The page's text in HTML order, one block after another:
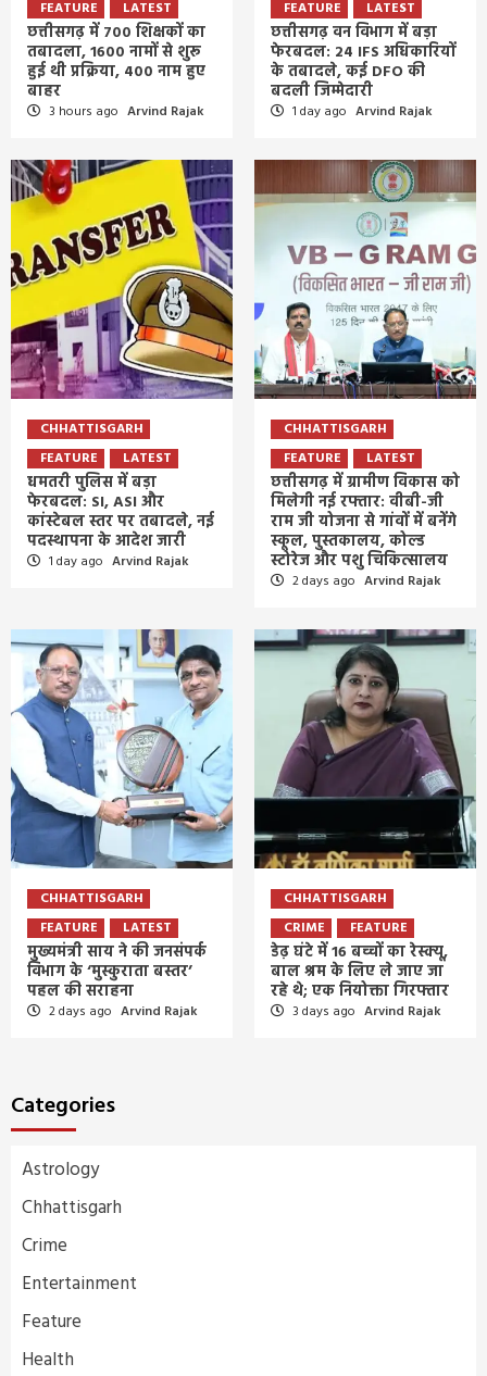
FEATURE LATEST
छत्तीसगढ़ में 700 शिक्षकों का
तबादला, 1600 नामों से शुरू
हुई थी प्रक्रिया, 400 नाम हुए
बाहर
3 hours ago Arvind Rajak
FEATURE LATEST
छत्तीसगढ़ वन विभाग में बड़ा
फेरबदल: 24 IFS अधिकारियों
के तबादले, कई DFO की
बदली जिम्मेदारी
1 day ago Arvind Rajak
CHHATTISGARH
FEATURE
LATEST
धमतरी पुलिस में बड़ा
फेरबदल: SI, ASI और
कांस्टेबल स्तर पर तबादले, नई
पदस्थापना के आदेश जारी
1 day ago Arvind Rajak
CHHATTISGARH
FEATURE
LATEST
छत्तीसगढ़ में ग्रामीण विकास को
मिलेगी नई रफ्तार: वीबी-जी
राम जी योजना से गांवों में बनेंगे
स्कूल, पुस्तकालय, कोल्ड
स्टोरेज और पशु चिकित्सालय
2 days ago Arvind Rajak
CHHATTISGARH
FEATURE
LATEST
मुख्यमंत्री साय ने की जनसंपर्क
विभाग के ‘मुस्कुराता बस्तर’
पहल की सराहना
2 days ago Arvind Rajak
CHHATTISGARH
CRIME
FEATURE
डेढ़ घंटे में 16 बच्चों का रेस्क्यू,
बाल श्रम के लिए ले जाए जा
रहे थे; एक नियोक्ता गिरफ्तार
3 days ago Arvind Rajak
Categories
Astrology
Chhattisgarh
Crime
Entertainment
Feature
Health